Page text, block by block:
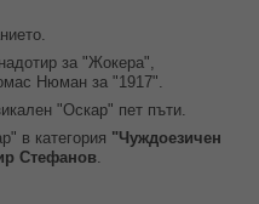
за "Жокера",
Нюман за "1917".
"Оскар" пет пъти.
в категория "Чуждоезичен
Стефанов.